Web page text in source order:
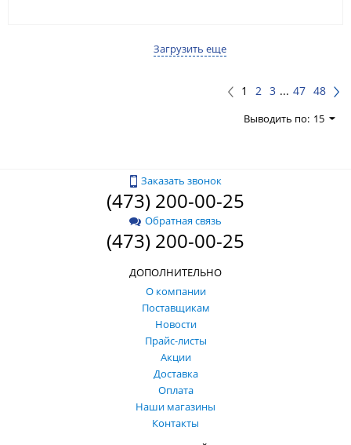
Загрузить еще
1 2 3 ... 47 48
Выводить по: 15
Заказать звонок
(473) 200-00-25
Обратная связь
(473) 200-00-25
ДОПОЛНИТЕЛЬНО
О компании
Поставщикам
Новости
Прайс-листы
Акции
Доставка
Оплата
Наши магазины
Контакты